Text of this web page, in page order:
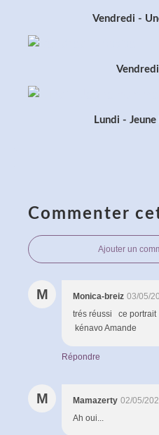
Vendredi -
Lundi -
Commenter
Ajouter un
M Monica-breiz 03/05/
trés réussi ce
kénavo Amande
Répondre
M Mamazerty 02/05/
Ah oui...